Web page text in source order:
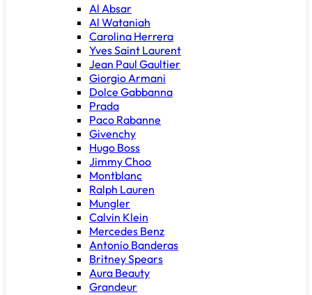
Al Absar
Al Wataniah
Carolina Herrera
Yves Saint Laurent
Jean Paul Gaultier
Giorgio Armani
Dolce Gabbanna
Prada
Paco Rabanne
Givenchy
Hugo Boss
Jimmy Choo
Montblanc
Ralph Lauren
Mungler
Calvin Klein
Mercedes Benz
Antonio Banderas
Britney Spears
Aura Beauty
Grandeur